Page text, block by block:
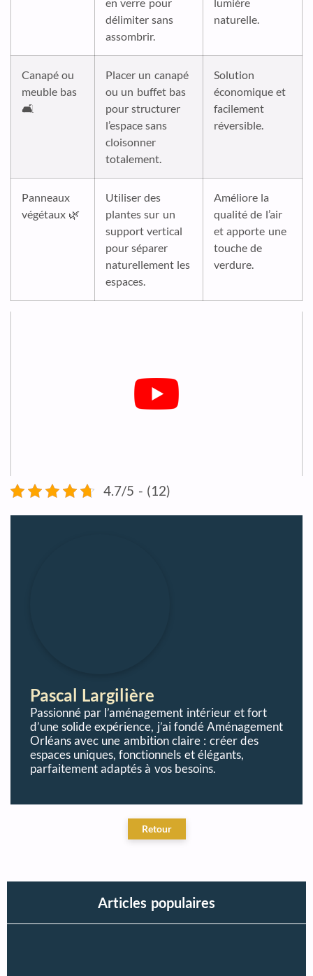
délimiter sans
assombrir.
naturelle.
Canapé ou
meuble bas
🛋️
Placer un canapé
ou un buffet bas
pour structurer
l’espace sans
cloisonner
totalement.
Solution
économique et
facilement
réversible.
Panneaux
végétaux 🌿
Utiliser des
plantes sur un
support vertical
pour séparer
naturellement les
espaces.
Améliore la
qualité de l’air
et apporte une
touche de
verdure.
4.7/5 - (12)
Pascal Largilière
Passionné par l’aménagement intérieur et fort
d’une solide expérience, j’ai fondé Aménagement
Orléans avec une ambition claire : créer des
espaces uniques, fonctionnels et élégants,
parfaitement adaptés à vos besoins.
Articles populaires